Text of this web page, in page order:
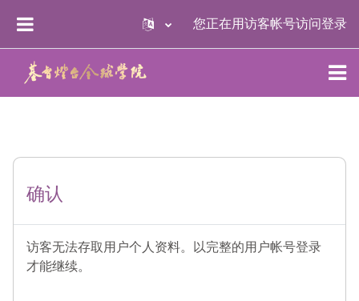
您正在用访客帐号访问登录
确认
访客无法存取用户个人资料。以完整的用户帐号登录
才能继续。